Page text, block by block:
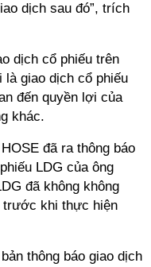
dịch sau đó”, trích
dịch cổ phiếu trên
là giao dịch cổ phiếu
đến quyền lợi của
khác.
đã ra thông báo
LDG của ông
đã không không
trước khi thực hiện
thông báo giao dịch